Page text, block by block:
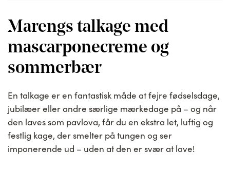
Marengs talkage med
mascarponecreme og
sommerbær
En talkage er en fantastisk måde at fejre fødselsdage,
jubilæer eller andre særlige mærkedage på – og når
den laves som pavlova, får du en ekstra let, luftig og
festlig kage, der smelter på tungen og ser
imponerende ud – uden at den er svær at lave!